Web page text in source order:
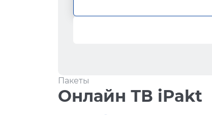
Пакеты
Онлайн ТВ iPakt